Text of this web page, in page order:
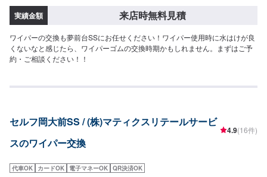
実績金額 来店時無料見積
ワイパーの交換も夢前台SSにお任せください！ワイパー使用時に水はけが良
くないなと感じたら、ワイパーゴムの交換時期かもしれません。まずはご予
約・ご相談ください！！
セルフ岡大前SS / (株)マティクスリテールサービ
スのワイパー交換
4.9(16件)
代車OK カードOK 電子マネーOK QR決済OK